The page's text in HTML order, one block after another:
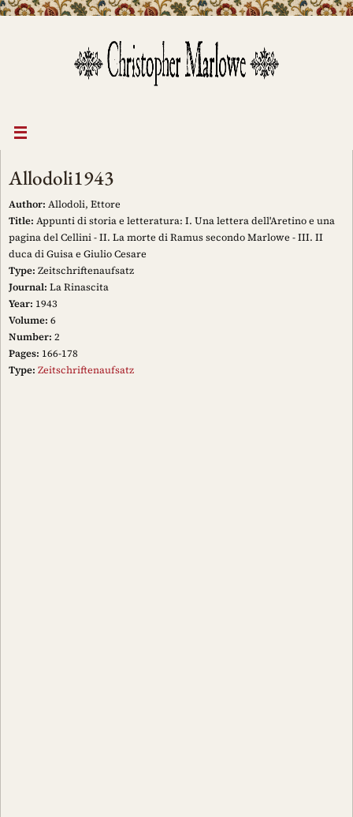
Allodoli1943
Author: Allodoli, Ettore
Title: Appunti di storia e letteratura: I. Una lettera dell'Aretino e una
pagina del Cellini - II. La morte di Ramus secondo Marlowe - III. II
duca di Guisa e Giulio Cesare
Type: Zeitschriftenaufsatz
Journal: La Rinascita
Year: 1943
Volume: 6
Number: 2
Pages: 166-178
Type: Zeitschriftenaufsatz